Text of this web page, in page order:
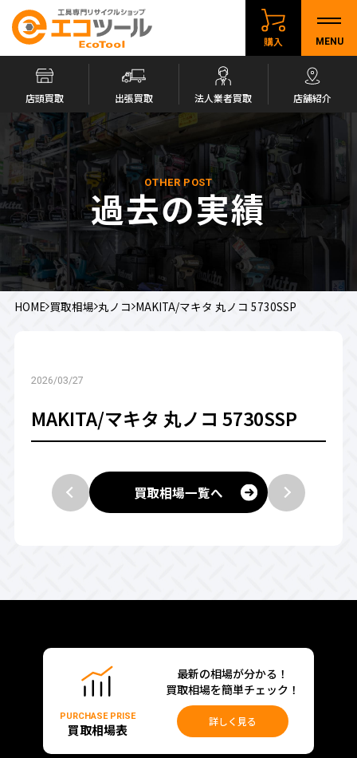
購入 MENU
店頭買取 出張買取 法人業者買取 店舗紹介
OTHER POST
過去の実績
HOME 買取相場 丸ノコ MAKITA/マキタ 丸ノコ 5730SSP
2026/03/27
MAKITA/マキタ 丸ノコ 5730SSP
買取相場一覧へ
PURCHASE PRISE
買取相場表
最新の相場が分かる！
買取相場を簡単チェック！
詳しく見る